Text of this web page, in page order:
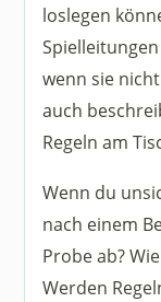
loslegen
wenn sie
auch
Regeln am
Wenn du
nach einem
Probe ab?
Werden